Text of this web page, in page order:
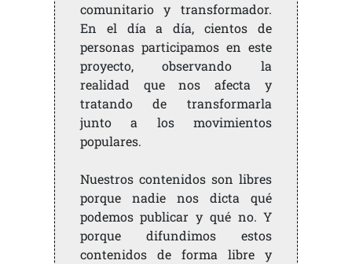
comunitario y transformador.
En el día a día, cientos de
personas participamos en este
proyecto, observando la
realidad que nos afecta y
tratando de transformarla
junto a los movimientos
populares.
Nuestros contenidos son libres
porque nadie nos dicta qué
podemos publicar y qué no. Y
porque difundimos estos
contenidos de forma libre y